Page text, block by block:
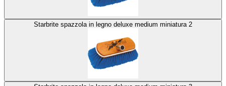
Starbrite spazzola in legno deluxe medium miniatura 2